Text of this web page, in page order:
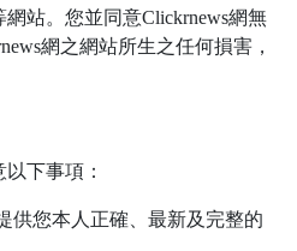
站。您並同意Clickrnews網無
網之網站所生之任何損害，
下事項：
供您本人正確、最新及完整的